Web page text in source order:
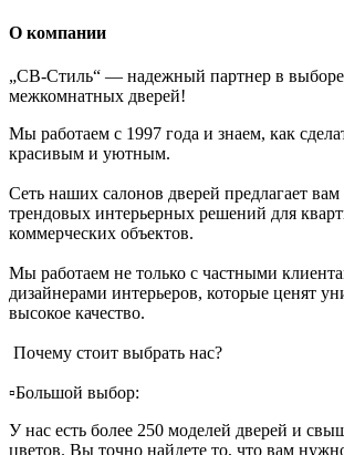
О компании
„СВ-Стиль“ — надежный партнер в
межкомнатных дверей!
Мы работаем с 1997 года и знаем, как
красивым и уютным.
Сеть наших салонов дверей предлагает
трендовых интерьерных решений для
коммерческих объектов.
Мы работаем не только с частными
дизайнерами интерьеров, которые ценят
высокое качество.
Почему стоит выбрать нас?
▫️Большой выбор:
У нас есть более 250 моделей дверей и
цветов. Вы точно найдете то, что вам